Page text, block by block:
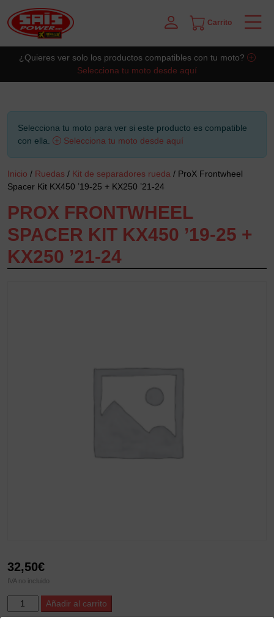
Carrito
¿Quieres ver solo los productos compatibles con tu moto?
Selecciona tu moto desde aquí
Selecciona tu moto para ver si este producto es compatible
con ella.
Selecciona tu moto desde aquí
Inicio / Ruedas / Kit de separadores rueda / ProX Frontwheel
Spacer Kit KX450 ’19-25 + KX250 ’21-24
PROX FRONTWHEEL
SPACER KIT KX450 ’19-25 +
KX250 ’21-24
32,50€
IVA no incluido
ProX
Frontwheel
Añadir al carrito